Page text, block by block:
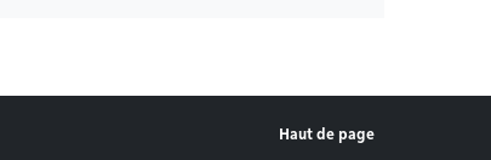
Haut de page